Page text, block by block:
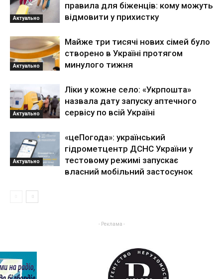
Актуально
правила для біженців: кому можуть
відмовити у прихистку
Актуально
Майже три тисячі нових сімей було
створено в Україні протягом
минулого тижня
Актуально
Ліки у кожне село: «Укрпошта»
назвала дату запуску аптечного
сервісу по всій Україні
Актуально
«цеПогода»: український
гідрометцентр ДСНС України у
тестовому режимі запускає
власний мобільний застосунок
- Реклама -